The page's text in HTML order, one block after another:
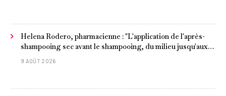
Helena Rodero, pharmacienne : "L'application de l'après-
shampooing sec avant le shampooing, du milieu jusqu'aux
pointes, est recommandée pour les cheveux délicats et
9 AOÛT 2026